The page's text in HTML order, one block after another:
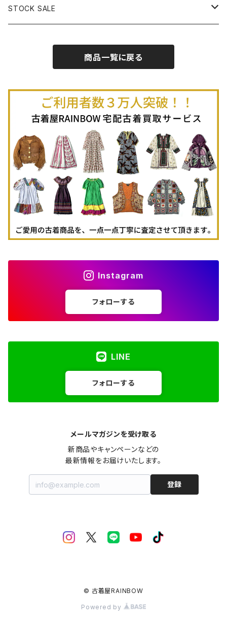
古着オーバーオール
古着半袖Ｔシャツ
古着キャミソール
古着ポロシャツ
古着長袖ポロシャツ
古着スウェット
古着パーカー
古着タンクトップ
古着ニットアウター
古着ヘビージャケット
古着羽織り
古着膝丈スカート (丈56-75cm)
古着ミニ丈スカート (丈56-75cm)
古着ロング丈パンツ
STOCK SALE
Autumn / Winter
商品一覧に戻る
Instagram
フォローする
LINE
フォローする
メールマガジンを受け取る
新商品やキャンペーンなどの
最新情報をお届けいたします。
登録
© 古着屋RAINBOW
Powered by